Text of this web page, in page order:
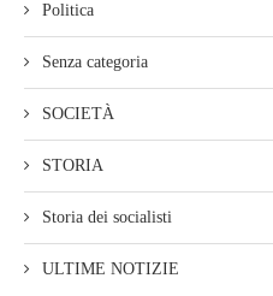
Politica
Senza categoria
SOCIETÀ
STORIA
Storia dei socialisti
ULTIME NOTIZIE